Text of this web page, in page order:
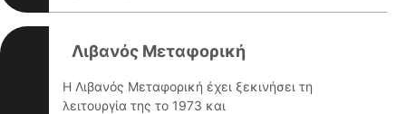
Λιβανός Μεταφορική
Η Λιβανός Μεταφορική έχει ξεκινήσει τη
λειτουργία της το 1973 και